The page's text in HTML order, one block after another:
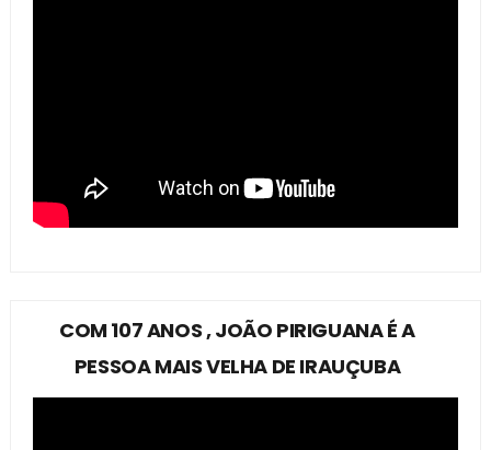
COM 107 ANOS , JOÃO PIRIGUANA É A
PESSOA MAIS VELHA DE IRAUÇUBA